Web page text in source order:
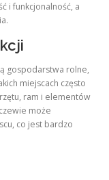
i funkcjonalność, a
gospodarstwa rolne,
miejscach często
ram i elementów
może
co jest bardzo